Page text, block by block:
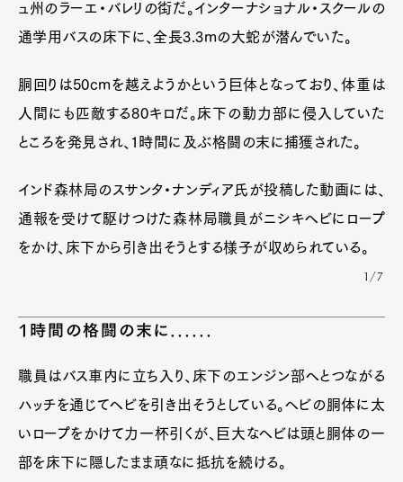
ュ州のラーエ・バレリの街だ。インターナショナル・スクールの
通学用バスの床下に、全長3.3mの大蛇が潜んでいた。
胴回りは50cmを越えようかという巨体となっており、体重は
人間にも匹敵する80キロだ。床下の動力部に侵入していた
ところを発見され、1時間に及ぶ格闘の末に捕獲された。
インド森林局のスサンタ・ナンディア氏が投稿した動画には、
通報を受けて駆けつけた森林局職員がニシキヘビにロープ
をかけ、床下から引き出そうとする様子が収められている。
1/7
1時間の格闘の末に......
職員はバス車内に立ち入り、床下のエンジン部ヘとつながる
ハッチを通じてヘビを引き出そうとしている。ヘビの胴体に太
いロープをかけて力一杯引くが、巨大なヘビは頭と胴体の一
部を床下に隠したまま頑なに抵抗を続ける。